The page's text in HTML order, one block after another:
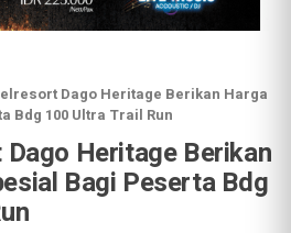
Dago Heritage Berikan Harga
Bdg 100 Ultra Trail Run
Heritage Berikan
Bagi Peserta Bdg